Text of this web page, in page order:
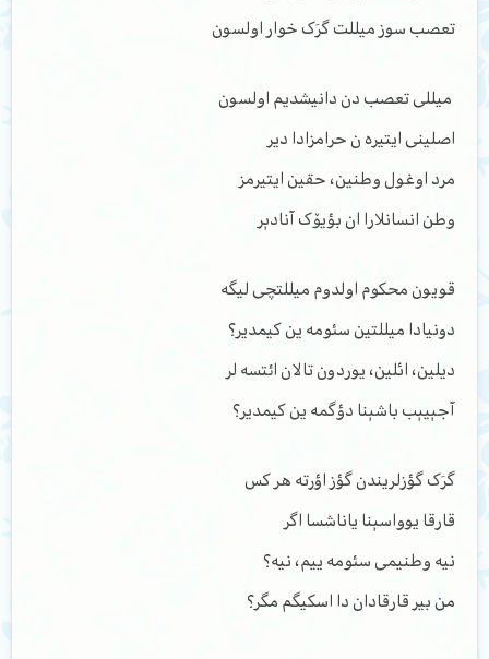
تعصب‌ سوز میللت گرَک خوار اولسون
میللی تعصب دن دانیشدیم اولسون
اصلینی ایتیره‌ ن حرامزادا دیر
مرد اوغول وطنین، حقین ایتیرمز
وطن انسانلارا ان بؤیۆک آنادېر
قویون محکوم اولدوم میللتچی‌ لیگه
دونیادا میللتین سئومه ‌ین کیمدیر؟
دیلین، ائلین، یوردون تالان ائتسه ‌لر
آجېیېب باشېنا دؤگمه ‌ین کیمدیر؟
گرَ‌ک گؤزلریندن گؤز اؤرته هر کس
قارقا یوواسېنا یاناشسا اگر
نیه وطنیمی سئومه ‌ییم، نیه؟
من بیر قارقادان دا اسکیگم مگر؟